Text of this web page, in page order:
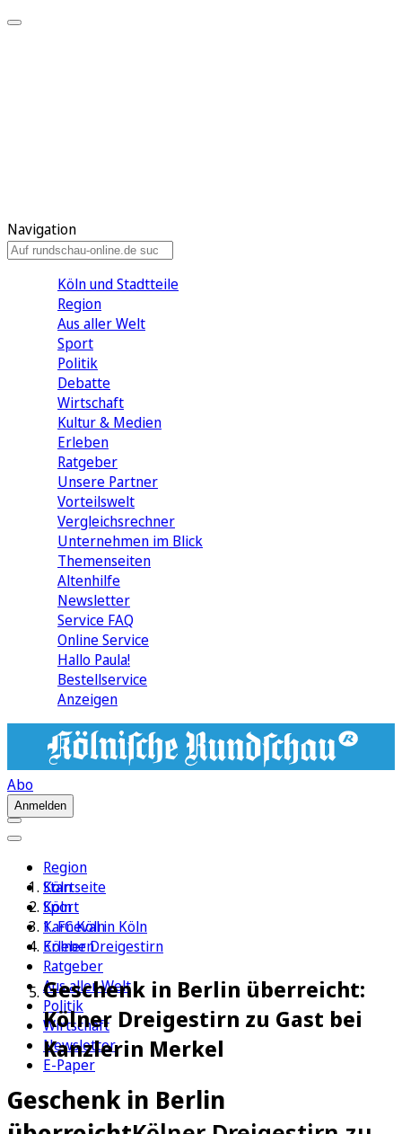
Navigation
Köln und Stadtteile
Region
Aus aller Welt
Sport
Politik
Debatte
Wirtschaft
Kultur & Medien
Erleben
Ratgeber
Unsere Partner
Vorteilswelt
Vergleichsrechner
Unternehmen im Blick
Themenseiten
Altenhilfe
Newsletter
Service FAQ
Online Service
Hallo Paula!
Bestellservice
Anzeigen
Abo
Anmelden
Region
Köln
Sport
1. FC Köln
Erleben
Ratgeber
Aus aller Welt
Politik
Wirtschaft
Newsletter
E-Paper
Startseite
Köln
Karneval in Köln
Kölner Dreigestirn
Geschenk in Berlin überreicht:
Kölner Dreigestirn zu Gast bei
Kanzlerin Merkel
Geschenk in Berlin